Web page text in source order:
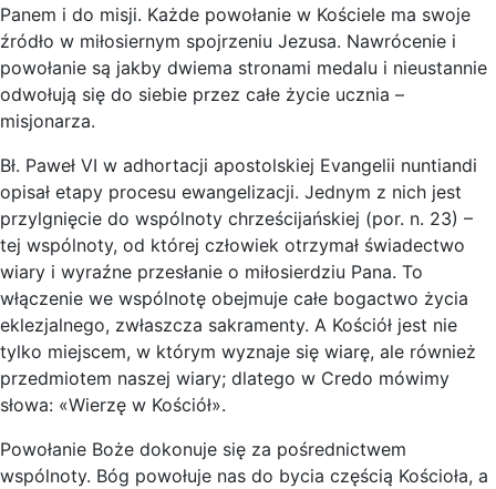
Panem i do misji. Każde powołanie w Kościele ma swoje
źródło w miłosiernym spojrzeniu Jezusa. Nawrócenie i
powołanie są jakby dwiema stronami medalu i nieustannie
odwołują się do siebie przez całe życie ucznia –
misjonarza.
Bł. Paweł VI w adhortacji apostolskiej Evangelii nuntiandi
opisał etapy procesu ewangelizacji. Jednym z nich jest
przylgnięcie do wspólnoty chrześcijańskiej (por. n. 23) –
tej wspólnoty, od której człowiek otrzymał świadectwo
wiary i wyraźne przesłanie o miłosierdziu Pana. To
włączenie we wspólnotę obejmuje całe bogactwo życia
eklezjalnego, zwłaszcza sakramenty. A Kościół jest nie
tylko miejscem, w którym wyznaje się wiarę, ale również
przedmiotem naszej wiary; dlatego w Credo mówimy
słowa: «Wierzę w Kościół».
Powołanie Boże dokonuje się za pośrednictwem
wspólnoty. Bóg powołuje nas do bycia częścią Kościoła, a